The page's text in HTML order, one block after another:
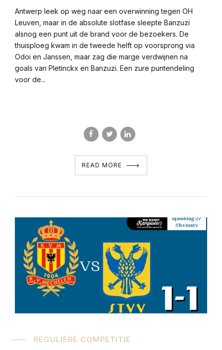
Antwerp leek op weg naar een overwinning tegen OH
Leuven, maar in de absolute slotfase sleepte Banzuzi
alsnog een punt uit de brand voor de bezoekers. De
thuisploeg kwam in de tweede helft op voorsprong via
Odoi en Janssen, maar zag die marge verdwijnen na
goals van Pletinckx en Banzuzi. Een zure puntendeling
voor de...
READ MORE
REGULIERE COMPETITIE